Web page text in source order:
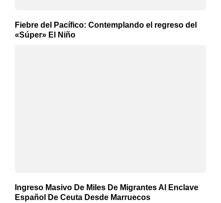
Fiebre del Pacífico: Contemplando el regreso del
«Súper» El Niño
Ingreso Masivo De Miles De Migrantes Al Enclave
Español De Ceuta Desde Marruecos